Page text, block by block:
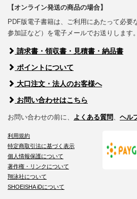
【オンライン発送の商品の場合】
PDF版電子書籍は、ご利用にあたって必要
参加証など）を電子メールでお送りします。
請求書・領収書・見積書・納品書
ポイントについて
大口注文・法人のお客様へ
お問い合わせはこちら
お問い合わせの前に、 よくある質問 ヘル
利用規約
特定商取引法に基づく表示
個人情報保護について
著作権・リンクについて
翔泳社について
SHOEISHA iDについて